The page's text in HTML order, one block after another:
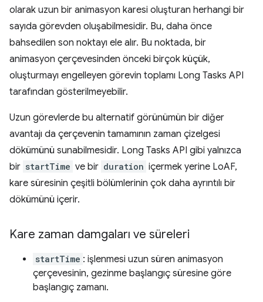
olarak uzun bir animasyon karesi oluşturan herhangi bir
sayıda görevden oluşabilmesidir. Bu, daha önce
bahsedilen son noktayı ele alır. Bu noktada, bir
animasyon çerçevesinden önceki birçok küçük,
oluşturmayı engelleyen görevin toplamı Long Tasks API
tarafından gösterilmeyebilir.
Uzun görevlerde bu alternatif görünümün bir diğer
avantajı da çerçevenin tamamının zaman çizelgesi
dökümünü sunabilmesidir. Long Tasks API gibi yalnızca
bir startTime ve bir duration içermek yerine LoAF,
kare süresinin çeşitli bölümlerinin çok daha ayrıntılı bir
dökümünü içerir.
Kare zaman damgaları ve süreleri
startTime : işlenmesi uzun süren animasyon
çerçevesinin, gezinme başlangıç süresine göre
başlangıç zamanı.